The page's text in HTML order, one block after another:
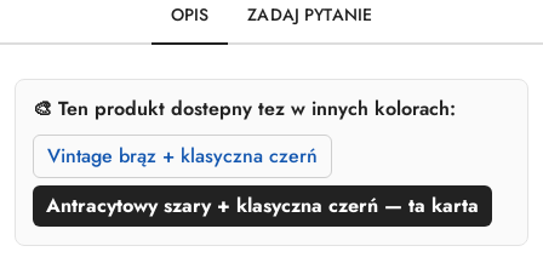
OPIS ZADAJ PYTANIE
🎨 Ten produkt dostepny tez w innych kolorach:
Vintage brąz + klasyczna czerń
Antracytowy szary + klasyczna czerń — ta karta